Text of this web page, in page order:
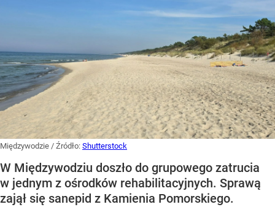
Międzywodzie / Źródło: Shutterstock
W Międzywodziu doszło do grupowego zatrucia
w jednym z ośrodków rehabilitacyjnych. Sprawą
zajął się sanepid z Kamienia Pomorskiego.